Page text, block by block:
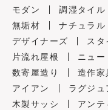
モダン
調湿タイル
無垢材
ナチュラル
デザイナーズ
スタ
片流れ屋根
ニュー
数寄屋造り
造作家
アイアン
ラグジュ
木製サッシ
アンテ